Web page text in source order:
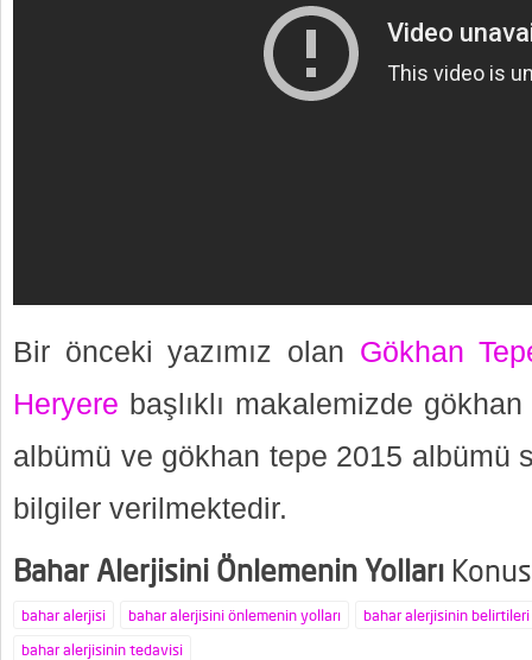
Bir önceki yazımız olan Gökhan
Heryere başlıklı makalemizde
albümü ve gökhan tepe 2015 albümü
bilgiler verilmektedir.
Bahar Alerjisini Önlemenin Yolları
bahar alerjisi bahar alerjisini önlemenin yolları
bahar alerjisinin belirtileri
bahar alerjisinin tedavisi